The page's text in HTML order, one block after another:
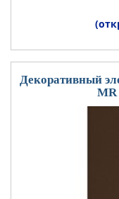
Декоративный
MR